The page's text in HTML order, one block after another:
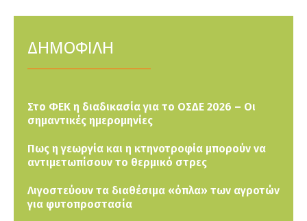
ΔΗΜΟΦΙΛΗ
Στο ΦΕΚ η διαδικασία για το ΟΣΔΕ 2026 – Οι
σημαντικές ημερομηνίες
Πως η γεωργία και η κτηνοτροφία μπορούν να
αντιμετωπίσουν το θερμικό στρες
Λιγοστεύουν τα διαθέσιμα «όπλα» των αγροτών
για φυτοπροστασία